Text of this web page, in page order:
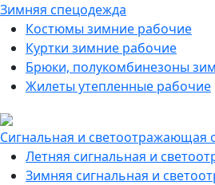
Зимняя спецодежда
Костюмы зимние рабочие
Куртки зимние рабочие
Брюки, полукомбинезоны
Жилеты утепленные рабочие
Сигнальная и светоотражающая
Летняя сигнальная и
Зимняя сигнальная и